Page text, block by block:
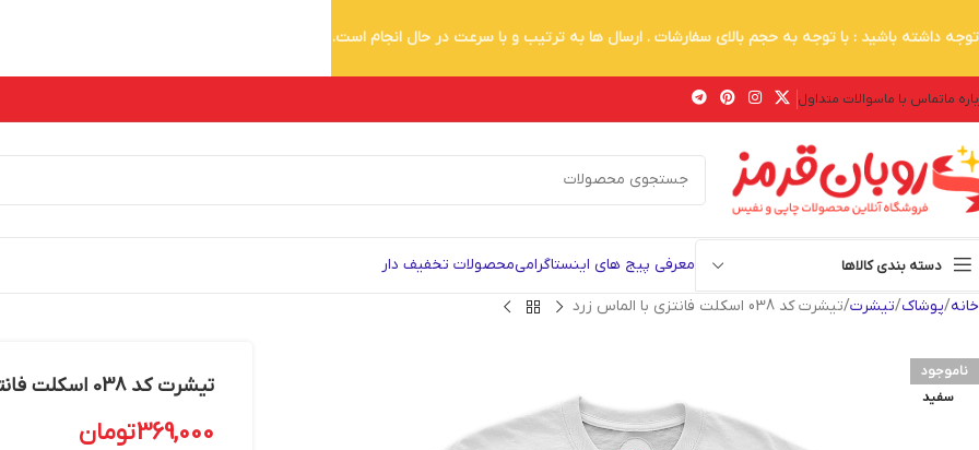
ماتماس با ماسوالات متداول
دسته بندی کالاها معرفی پیج های اینستاگرامیمحصولات تخفیف دار
خانه پوشاک تیشرت تیشرت کد 038 اسکلت فانتزی با الماس زرد
ناموجود
سفید
تیشرت کد 038 اسکلت فانتزی با الماس زرد
369,000تومان
توجه داشته باشید : با توجه به حجم بالای سفارشات . ارسال ها به ترتیب و با سرعت در حال انجام است.